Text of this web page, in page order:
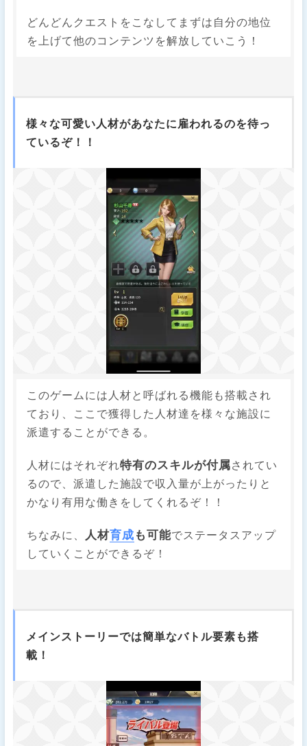
どんどんクエストをこなしてまずは自分の地位
を上げて他のコンテンツを解放していこう！
様々な可愛い人材があなたに雇われるのを待っ
ているぞ！！
このゲームには人材と呼ばれる機能も搭載され
ており、ここで獲得した人材達を様々な施設に
派遣することができる。
人材にはそれぞれ特有のスキルが付属されてい
るので、派遣した施設で収入量が上がったりと
かなり有用な働きをしてくれるぞ！！
ちなみに、 人材育成 も可能でステータスアップ
していくことができるぞ！
メインストーリーでは簡単なバトル要素も搭
載！